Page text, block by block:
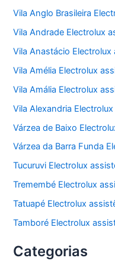
Vila Anglo Brasileira
Vila Andrade Electrolux
Vila Anastácio Electrolux
Vila Amélia Electrolux
Vila Amália Electrolux
Vila Alexandria
Várzea de Baixo
Várzea da Barra Funda
Tucuruvi Electrolux
Tremembé Electrolux
Tatuapé Electrolux
Tamboré Electrolux
Categorias